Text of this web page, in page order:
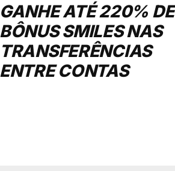
GANHE ATÉ 220% DE
BÔNUS SMILES NAS
TRANSFERÊNCIAS
ENTRE CONTAS